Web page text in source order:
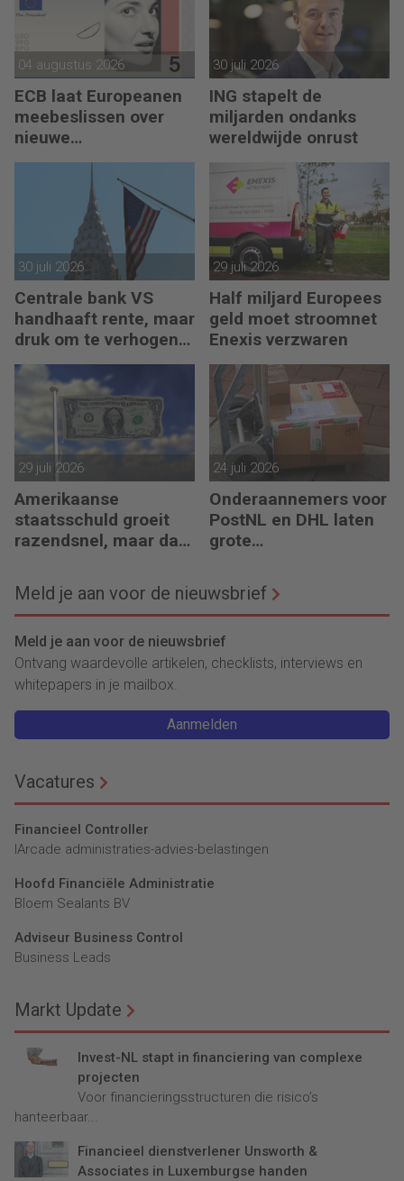
04 augustus 2026
ECB laat Europeanen
meebeslissen over
nieuwe
eurobankbiljetten
30 juli 2026
ING stapelt de
miljarden ondanks
wereldwijde onrust
30 juli 2026
Centrale bank VS
handhaaft rente, maar
druk om te verhogen
neemt toe
29 juli 2026
Half miljard Europees
geld moet stroomnet
Enexis verzwaren
29 juli 2026
Amerikaanse
staatsschuld groeit
razendsnel, maar dat
24 juli 2026
Onderaannemers voor
PostNL en DHL laten
grote
achter
Meld je aan voor de nieuwsbrief
Meld je aan voor de nieuwsbrief
Ontvang waardevolle artikelen, checklists, interviews en
whitepapers in je mailbox.
Aanmelden
Vacatures
Financieel Controller
lArcade administraties-advies-belastingen
Hoofd Financiële Administratie
Bloem Sealants BV
Adviseur Business Control
Business Leads
Markt Update
Invest-NL stapt in financiering van complexe
projecten
Voor financieringsstructuren die risico’s
hanteerbaar...
Financieel dienstverlener Unsworth &
Associates in Luxemburgse handen